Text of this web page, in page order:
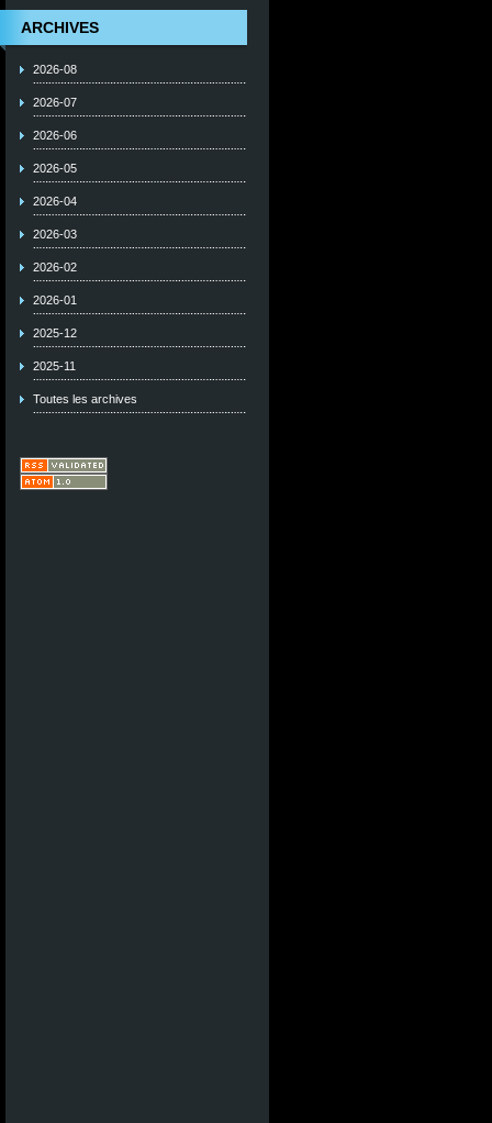
ARCHIVES
2026-08
2026-07
2026-06
2026-05
2026-04
2026-03
2026-02
2026-01
2025-12
2025-11
Toutes les archives